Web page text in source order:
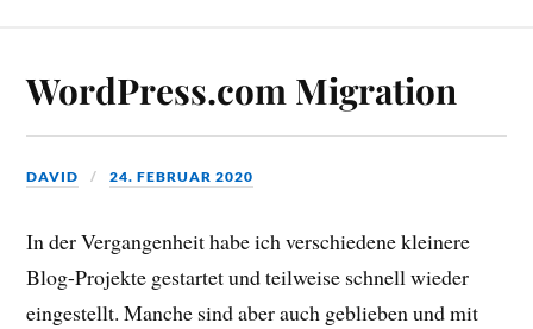
WordPress.com Migration
DAVID 24. FEBRUAR 2020
In der Vergangenheit habe ich verschiedene kleinere
Blog-Projekte gestartet und teilweise schnell wieder
eingestellt. Manche sind aber auch geblieben und mit